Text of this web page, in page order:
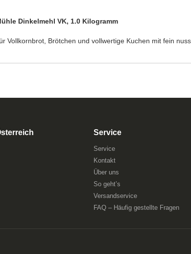
Dinkelmehl VK, 1.0 Kilogramm
Vollkornbrot, Brötchen und vollwertige Kuchen mit fein
Service
Service
Kontakt
Über uns
So geht’s
Versandservice
FAQ – Häufig gestellte Fragen